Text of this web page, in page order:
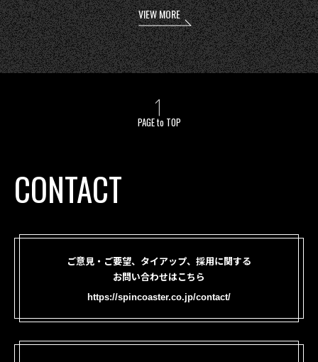
VIEW MORE
PAGE to TOP
CONTACT
ご意見・ご要望、タイアップ、採用に関する
お問い合わせはこちら
https://spincoaster.co.jp/contact/